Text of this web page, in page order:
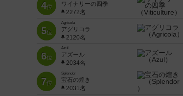
4位
ワイナリーの四季
2272名
5位
Agricola
アグリコラ
2120名
6位
Azul
アズール
2034名
7位
Splendor
宝石の煌き
2031名